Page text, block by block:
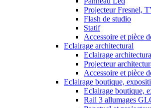
Projecteur Fresnel,
Flash de studio
Statif
Accessoire et pièce
Eclairage architectural
Eclairage
Projecteur
Accessoire et pièce
Eclairage boutique,
Eclairage boutique,
Rail 3 allumages